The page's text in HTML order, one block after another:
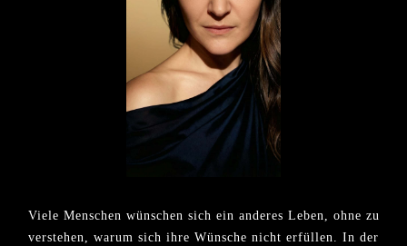
Viele Menschen wünschen sich ein anderes Leben, ohne zu
verstehen, warum sich ihre Wünsche nicht erfüllen. In der